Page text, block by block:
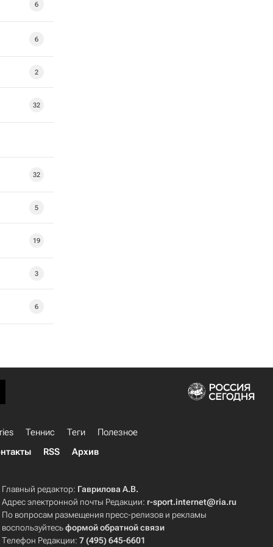
6
6
2
32
32
5
19
3
6
Теннис Теги
Полезное
RSS Архив
Главный редактор: Гаврилова А.В.
Адрес электронной почты Редакции: r-sport.internet@ria.ru
По вопросам размещения пресс-релизов и рекламы
воспользуйтесьформой обратной связи
Телефон Редакции:7 (495) 645-6601